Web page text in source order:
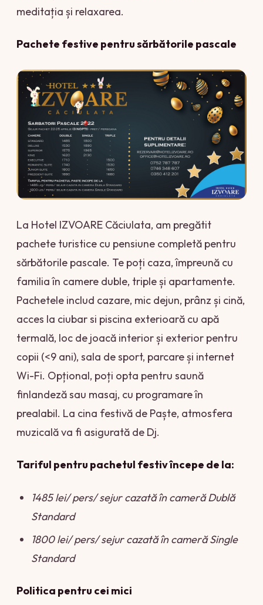
meditația și relaxarea.
Pachete festive pentru sărbătorile pascale
La Hotel IZVOARE Căciulata, am pregătit
pachete turistice cu pensiune completă pentru
sărbătorile pascale. Te poți caza, împreună cu
familia în camere duble, triple și apartamente.
Pachetele includ cazare, mic dejun, prânz și cină,
acces la ciubar si piscina exterioară cu apă
termală, loc de joacă interior și exterior pentru
copii (<9 ani), sala de sport, parcare și internet
Wi-Fi. Opțional, poți opta pentru saună
finlandeză sau masaj, cu programare în
prealabil. La cina festivă de Paște, atmosfera
muzicală va fi asigurată de Dj.
Tariful pentru pachetul festiv începe de la:
1485 lei/ pers/ sejur cazată în cameră Dublă
Standard
1800 lei/ pers/ sejur cazată în cameră Single
Standard
Politica pentru cei mici